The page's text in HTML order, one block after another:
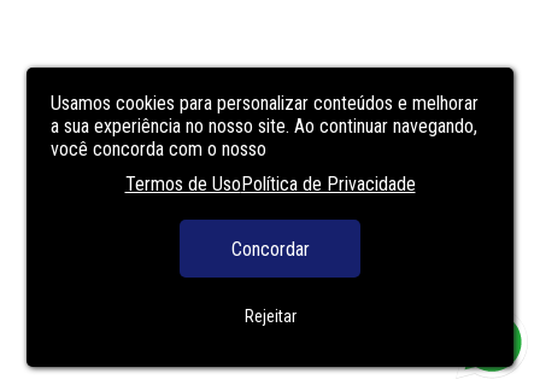
Usamos cookies para personalizar conteúdos e melhorar
a sua experiência no nosso site. Ao continuar navegando,
você concorda com o nosso
Termos de UsoPolítica de Privacidade
Concordar
Rejeitar